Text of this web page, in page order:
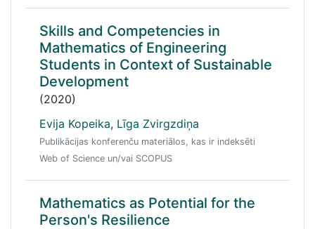
Skills and Competencies in
Mathematics of Engineering
Students in Context of Sustainable
Development
(2020)
Evija Kopeika, Līga Zvirgzdiņa
Publikācijas konferenču materiālos, kas ir indeksēti
Web of Science un/vai SCOPUS
Mathematics as Potential for the
Person's Resilience